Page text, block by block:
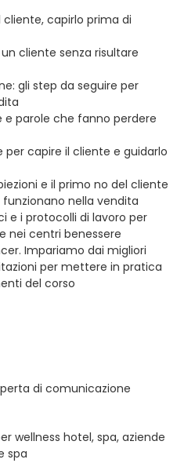
capirlo prima di
cliente senza risultare
gli step da seguire per
e parole che fanno perdere
per capire il cliente e guidarlo
e il primo no del cliente
nella vendita
e i protocolli di lavoro per
nei centri benessere
Impariamo dai migliori
per mettere in pratica
del corso
di comunicazione
wellness hotel, spa, aziende
spa